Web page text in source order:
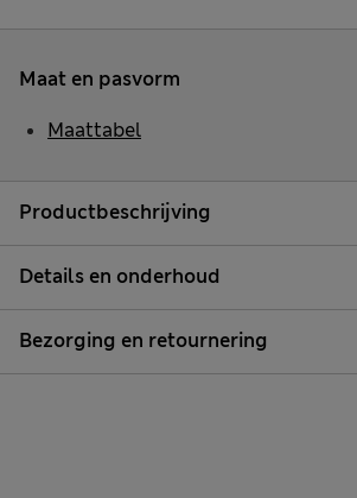
Productbeschrijving
Details en onderhoud
Bezorging en retournering
Maat en pasvorm
Maattabel